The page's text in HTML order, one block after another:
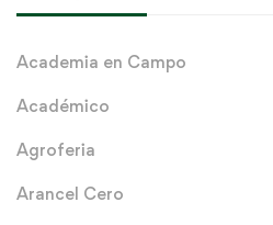
Academia en Campo
Académico
Agroferia
Arancel Cero